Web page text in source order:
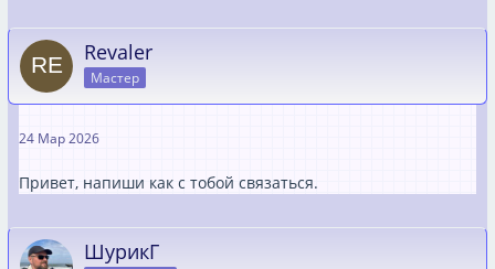
Revaler
Мастер
24 Мар 2026
Привет, напиши как с тобой связаться.
ШурикГ